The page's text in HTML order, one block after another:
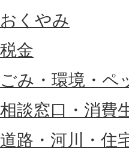
おくやみ
税金
ごみ・環境・ペ
相談窓口・消費
道路・河川・住